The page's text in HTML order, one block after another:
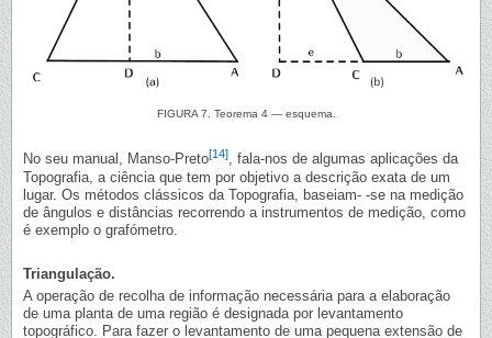
FIGURA 7. Teorema 4 — esquema.
No seu manual, Manso-Preto[14], fala-nos de algumas aplicações da
Topografia, a ciência que tem por objetivo a descrição exata de um
lugar. Os métodos clássicos da Topografia, baseiam- -se na medição
de ângulos e distâncias recorrendo a instrumentos de medição, como
é exemplo o grafómetro.
Triangulação.
A operação de recolha de informação necessária para a elaboração
de uma planta de uma região é designada por levantamento
topográfico. Para fazer o levantamento de uma pequena extensão de